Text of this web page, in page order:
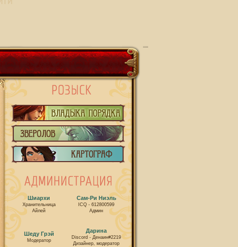
Шиархи
Хранительница
Айлей
Сам-Ри Ниэль
ICQ - 612800599
Админ
Шеду Грэй
Модератор
Дарина
Discord - Денаин#2219
Дизайнер, модератор